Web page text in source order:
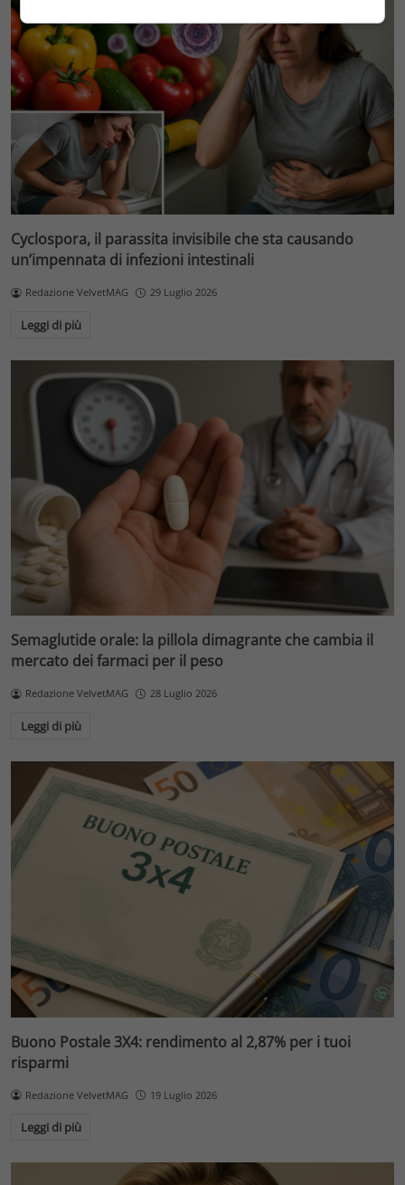
Cyclospora, il parassita invisibile che sta causando
un’impennata di infezioni intestinali
Redazione VelvetMAG 29 Luglio 2026
Leggi di più
Semaglutide orale: la pillola dimagrante che cambia il
mercato dei farmaci per il peso
Redazione VelvetMAG 28 Luglio 2026
Leggi di più
Buono Postale 3X4: rendimento al 2,87% per i tuoi
risparmi
Redazione VelvetMAG 19 Luglio 2026
Leggi di più